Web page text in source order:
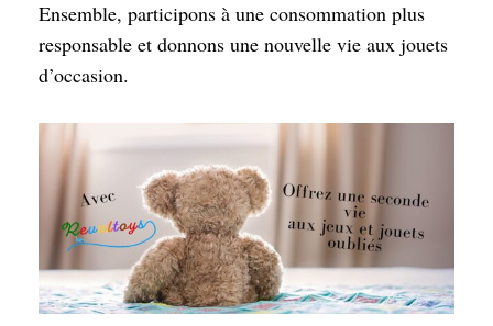
Ensemble, participons à une consommation plus
responsable et donnons une nouvelle vie aux jouets
d’occasion.